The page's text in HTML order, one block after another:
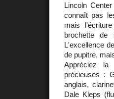
Lincoln
connaît pas
mais
brochette
L'excellence
de pupitre,
Appréciez la
précieuses :
anglais,
Dale Kleps